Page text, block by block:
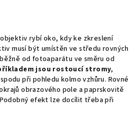
rybí oko, kdy ke zkreslení
musí být umístěn ve středu rovných
od fotoaparátu ve směru od
jsou rostoucí stromy,
při pohledu kolmo vzhůru. Rovné
obrazového pole a paprskovitě
efekt lze docílit třeba při